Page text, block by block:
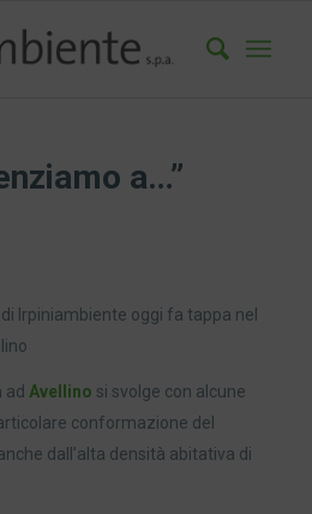
a…”
Irpiniambiente oggi fa tappa nel
ad Avellino si svolge con alcune
conformazione del
dall’alta densità abitativa di